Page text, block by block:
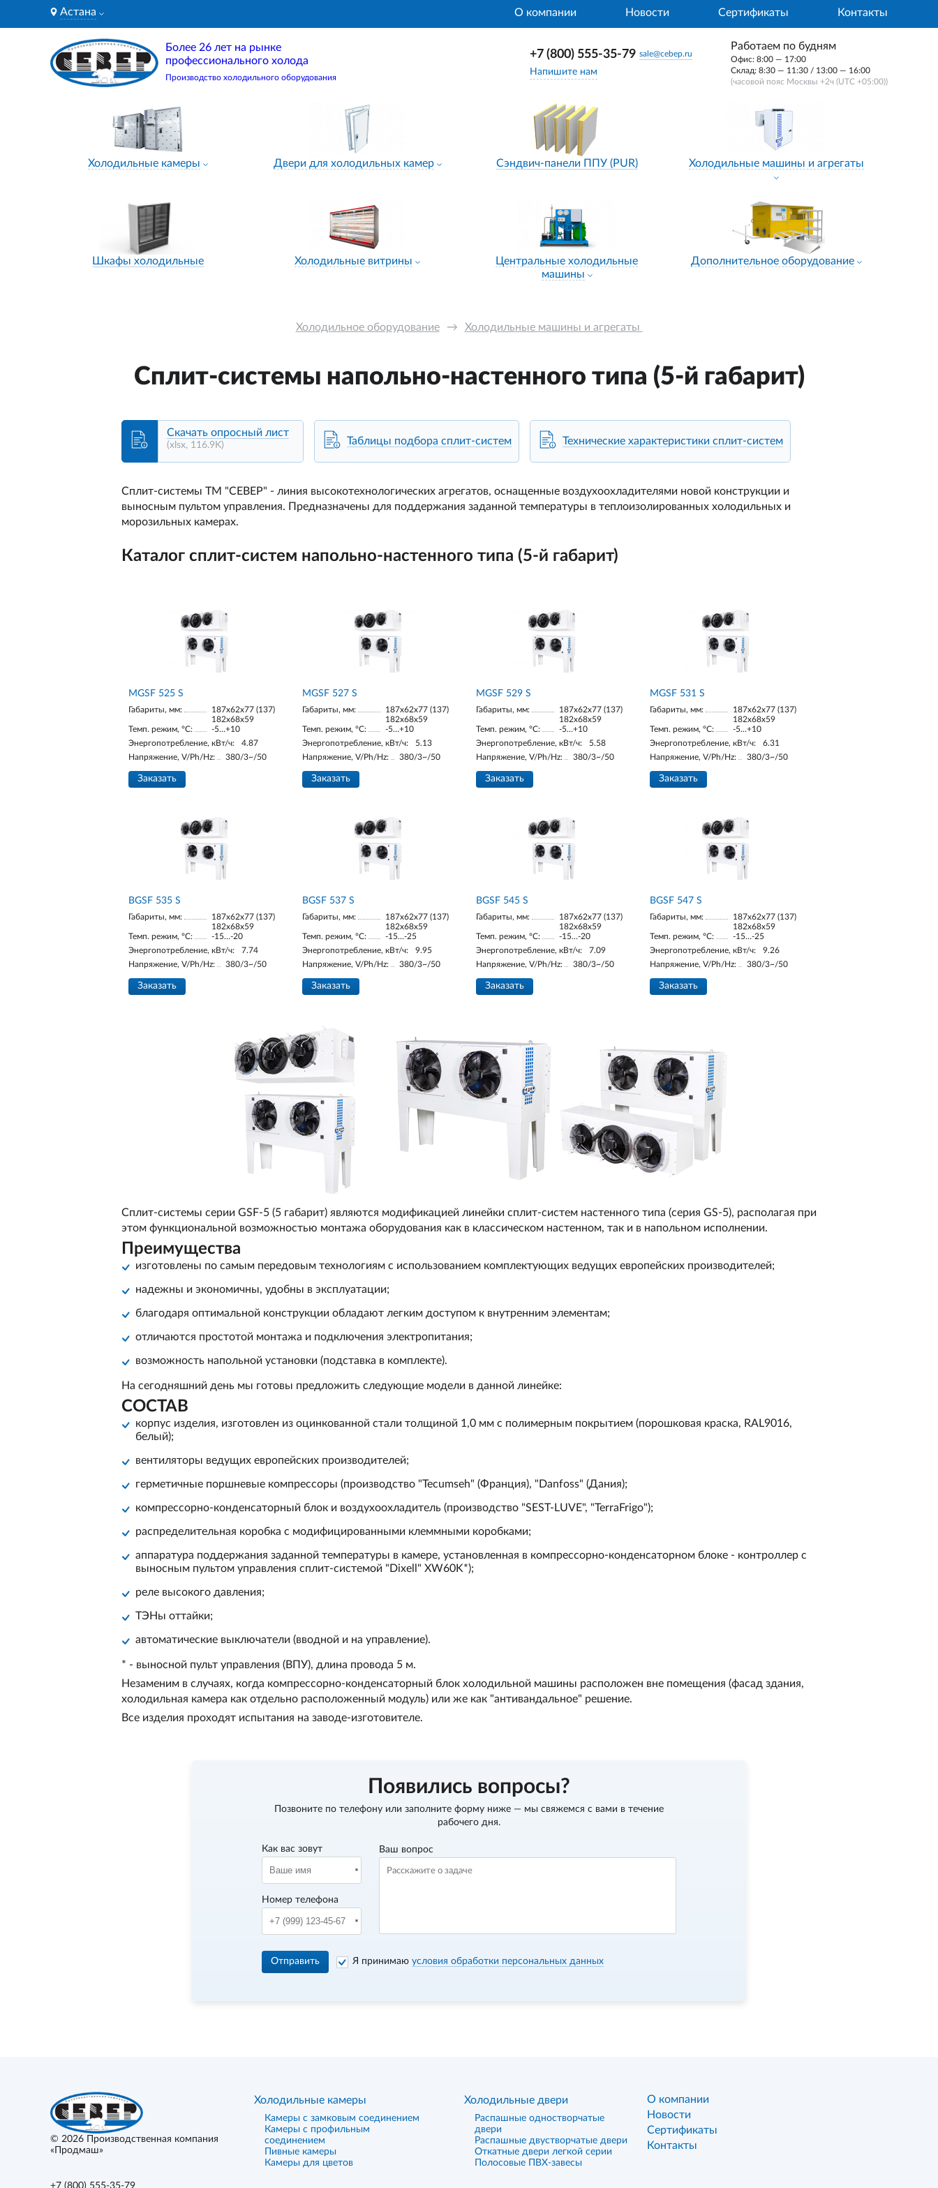
Астана О компании Новости Сертификаты Контакты
Более 26 лет на рынке
профессионального холода
Производство холодильного оборудования
+7 (800) 555-35-79 sale@cebep.ru
Напишите нам
Работаем по будням
Офис: 8:00 — 17:00
Склад: 8:30 — 11:30 / 13:00 — 16:00
(часовой пояс Москвы +2ч (UTC +05:00))
Холодильные камеры Двери для холодильных камер Сэндвич-панели ППУ (PUR) Холодильные машины и агрегаты
Шкафы холодильные Холодильные витрины
Центральные холодильные
машины
Дополнительное оборудование
Холодильное оборудование → Холодильные машины и агрегаты
Сплит-системы напольно-настенного типа (5-й габарит)
Скачать опросный лист
(xlsx, 116.9K) Таблицы подбора сплит-систем Технические характеристики сплит-систем
Сплит-системы ТМ "СЕВЕР" - линия высокотехнологических агрегатов, оснащенные воздухоохладителями новой конструкции и
выносным пультом управления. Предназначены для поддержания заданной температуры в теплоизолированных холодильных и
морозильных камерах.
Каталог сплит-систем напольно-настенного типа (5-й габарит)
МGSF 525 S
Габариты, мм:
187х62х77 (137)
182х68х59
Темп. режим, °С:
-5…+10
Энергопотребление, кВт/ч:
4.87
Напряжение, V/Ph/Hz:
380/3~/50
Заказать
МGSF 527 S
Габариты, мм:
187х62х77 (137)
182х68х59
Темп. режим, °С:
-5…+10
Энергопотребление, кВт/ч:
5.13
Напряжение, V/Ph/Hz:
380/3~/50
Заказать
МGSF 529 S
Габариты, мм:
187х62х77 (137)
182х68х59
Темп. режим, °С:
-5…+10
Энергопотребление, кВт/ч:
5.58
Напряжение, V/Ph/Hz:
380/3~/50
Заказать
МGSF 531 S
Габариты, мм:
187х62х77 (137)
182х68х59
Темп. режим, °С:
-5…+10
Энергопотребление, кВт/ч:
6.31
Напряжение, V/Ph/Hz:
380/3~/50
Заказать
BGSF 535 S
Габариты, мм:
187х62х77 (137)
182х68х59
Темп. режим, °С:
-15…-20
Энергопотребление, кВт/ч:
7.74
Напряжение, V/Ph/Hz:
380/3~/50
Заказать
BGSF 537 S
Габариты, мм:
187х62х77 (137)
182х68х59
Темп. режим, °С:
-15…-25
Энергопотребление, кВт/ч:
9.95
Напряжение, V/Ph/Hz:
380/3~/50
Заказать
BGSF 545 S
Габариты, мм:
187х62х77 (137)
182х68х59
Темп. режим, °С:
-15…-20
Энергопотребление, кВт/ч:
7.09
Напряжение, V/Ph/Hz:
380/3~/50
Заказать
BGSF 547 S
Габариты, мм:
187х62х77 (137)
182х68х59
Темп. режим, °С:
-15…-25
Энергопотребление, кВт/ч:
9.26
Напряжение, V/Ph/Hz:
380/3~/50
Заказать
Сплит-системы серии GSF-5 (5 габарит) являются модификацией линейки сплит-систем настенного типа (серия GS-5), располагая при
этом функциональной возможностью монтажа оборудования как в классическом настенном, так и в напольном исполнении.
Преимущества
изготовлены по самым передовым технологиям с использованием комплектующих ведущих европейских производителей;
надежны и экономичны, удобны в эксплуатации;
благодаря оптимальной конструкции обладают легким доступом к внутренним элементам;
отличаются простотой монтажа и подключения электропитания;
возможность напольной установки (подставка в комплекте).
На сегодняшний день мы готовы предложить следующие модели в данной линейке:
СОСТАВ
корпус изделия, изготовлен из оцинкованной стали толщиной 1,0 мм с полимерным покрытием (порошковая краска, RAL9016,
белый);
вентиляторы ведущих европейских производителей;
герметичные поршневые компрессоры (производство "Tecumseh" (Франция), "Danfoss" (Дания);
компрессорно-конденсаторный блок и воздухоохладитель (производство "SEST-LUVE", "TerraFrigo");
распределительная коробка с модифицированными клеммными коробками;
аппаратура поддержания заданной температуры в камере, установленная в компрессорно-конденсаторном блоке - контроллер с
выносным пультом управления сплит-системой "Dixell" XW60K*);
реле высокого давления;
ТЭНы оттайки;
автоматические выключатели (вводной и на управление).
* - выносной пульт управления (ВПУ), длина провода 5 м.
Незаменим в случаях, когда компрессорно-конденсаторный блок холодильной машины расположен вне помещения (фасад здания,
холодильная камера как отдельно расположенный модуль) или же как "антивандальное" решение.
Все изделия проходят испытания на заводе-изготовителе.
Появились вопросы?
Позвоните по телефону или заполните форму ниже — мы свяжемся с вами в течение
рабочего дня.
Как вас зовут
Номер телефона
Ваш вопрос
Отправить Я принимаю условия обработки персональных данных
© 2026
Производственная компания
«Продмаш»
+7 (800) 555-35-79
Холодильные камеры
Камеры с замковым соединением
Камеры с профильным
соединением
Пивные камеры
Камеры для цветов
Холодильные двери
Распашные одностворчатые
двери
Распашные двустворчатые двери
Откатные двери легкой серии
Полосовые ПВХ-завесы
О компании
Новости
Сертификаты
Контакты